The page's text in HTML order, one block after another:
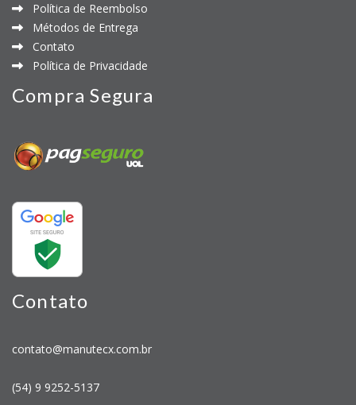
Política de Reembolso
Métodos de Entrega
Contato
Política de Privacidade
Compra Segura
Contato
contato@manutecx.com.br
(54) 9 9252-5137